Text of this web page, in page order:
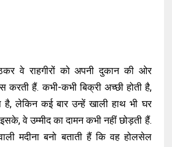
वे राहगीरों को अपनी दुकान की ओर
करती हैं. कभी-कभी बिक्री अच्छी होती है,
लेकिन कई बार उन्हें खाली हाथ भी घर
वे उम्मीद का दामन कभी नहीं छोड़ती हैं.
मदीना बनो बताती हैं कि वह होलसेल